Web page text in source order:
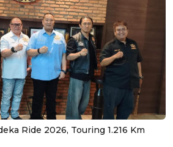
Ride 2026, Touring 1.216 Km